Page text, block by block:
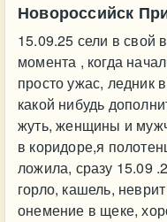
Новороссийск
15.09.25 сели в свой
момента , когда
просто ужас, ледник
какой нибудь
жуть, женщины и
в коридоре,я
ложила, сразу 15.09
горло, кашель,
онемение в щеке,